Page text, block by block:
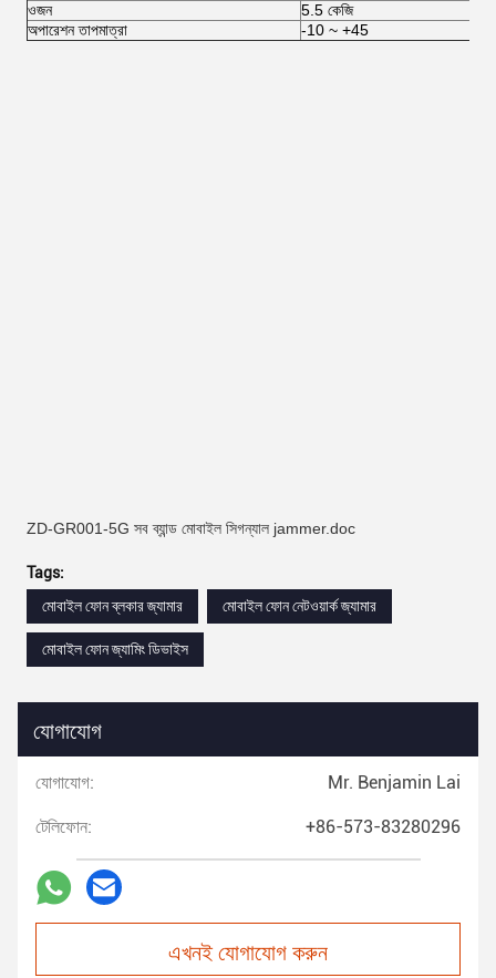
ওজন
5.5 কেজি
অপারেশন তাপমাত্রা
-10 ~ +45
ZD-GR001-5G সব ব্যান্ড মোবাইল সিগন্যাল jammer.doc
Tags:
মোবাইল ফোন ব্লকার জ্যামার
মোবাইল ফোন নেটওয়ার্ক জ্যামার
মোবাইল ফোন জ্যামিং ডিভাইস
যোগাযোগ
যোগাযোগ: Mr. Benjamin Lai
টেলিফোন: +86-573-83280296
এখনই যোগাযোগ করুন